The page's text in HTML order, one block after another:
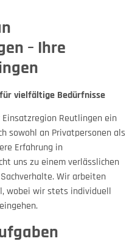
– Ihre
vielfältige Bedürfnisse
Reutlingen ein
sowohl an Privatpersonen als
Erfahrung in
uns zu einem verlässlichen
Wir arbeiten
wobei wir stets individuell